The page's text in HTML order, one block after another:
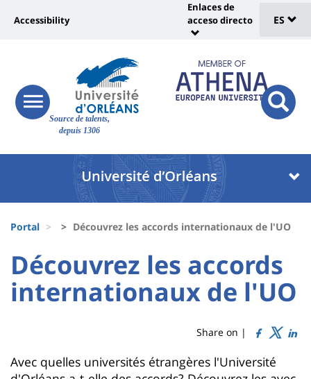
Site
Source de talents,
depuis 1306
Université
Recherche
responsive
menu
button
Université
vers
page
accessibilité
Accessibility
:
Shortcut
links
Enlaces de
acceso directo
de
ES
Université
Block
liste
des
composantes
d'Ariane
Portal Découvrez les accords internationaux de l'UO
University
:
Sidebar
University
:
Main
Titre
Découvrez les accords
internationaux de l'UO
Share on |
Contenu
Avec quelles universités étrangères l'Université